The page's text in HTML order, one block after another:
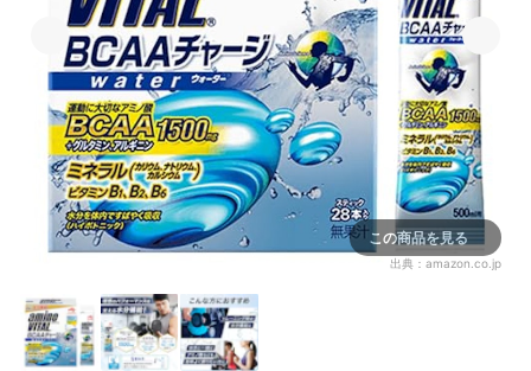
この商品を見る
出典： amazon.co.jp